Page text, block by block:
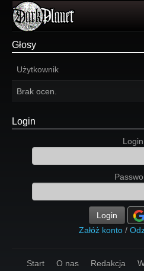
Wydarzenia
Forum
Głosy
Użytkownik
Brak ocen.
Login
Login
Login
Załóż konto /
Start O nas Redakcja